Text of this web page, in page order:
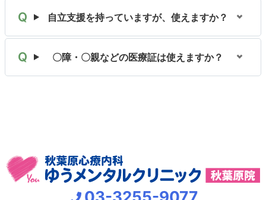
自立支援を持っていますが、使えますか？
〇障・〇親などの医療証は使えますか？